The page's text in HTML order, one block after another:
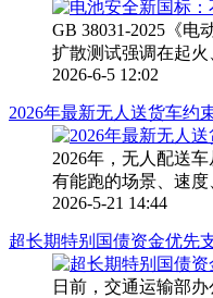
GB 38031-2025《
扩散测试强调在起
2026-6-5 12:02
2026年最新无人送货车约
2026年，无人配送
有能跑的场景、速
2026-5-21 14:44
超长期特别国债资金优先
日前，交通运输部